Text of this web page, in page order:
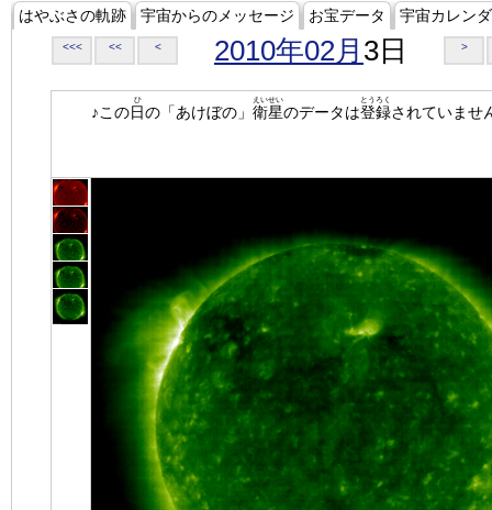
はやぶさの軌跡 宇宙からのメッセージ お宝データ 宇宙カレン
<<< << < 2010年02月 3日 >
♪この日
ひ
の「あけぼの」 衛星
えいせい
のデータは登録
とうろく
されていませ